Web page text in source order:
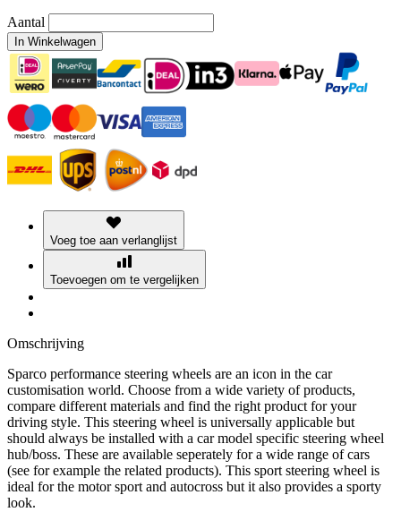
Aantal
In Winkelwagen
Voeg toe aan verlanglijst
Toevoegen om te vergelijken
Omschrijving
Sparco performance steering wheels are an icon in the car
customisation world. Choose from a wide variety of products,
compare different materials and find the right product for your
driving style. This steering wheel is universally applicable but
should always be installed with a car model specific steering wheel
hub/boss. These are available seperately for a wide range of cars
(see for example the related products). This sport steering wheel is
ideal for the motor sport and autocross but it also provides a sporty
look.